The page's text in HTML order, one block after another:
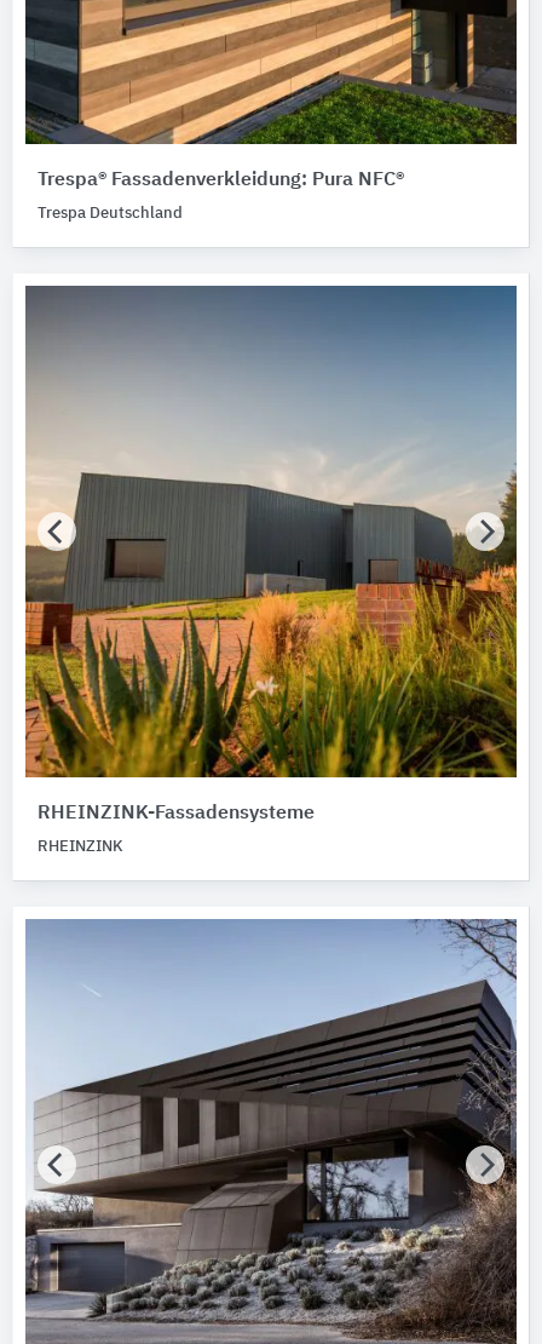
Trespa® Fassadenverkleidung: Pura NFC®
Trespa Deutschland
RHEINZINK-Fassadensysteme
RHEINZINK